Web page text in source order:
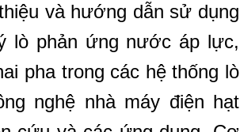
và hướng dẫn sử dụng
lò phản ứng nước áp lực,
pha trong các hệ thống lò
nghệ nhà máy điện hạt